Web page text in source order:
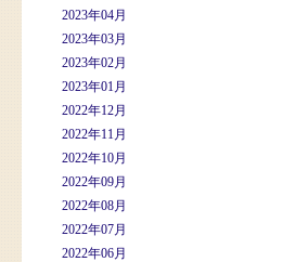
2023年04月
2023年03月
2023年02月
2023年01月
2022年12月
2022年11月
2022年10月
2022年09月
2022年08月
2022年07月
2022年06月